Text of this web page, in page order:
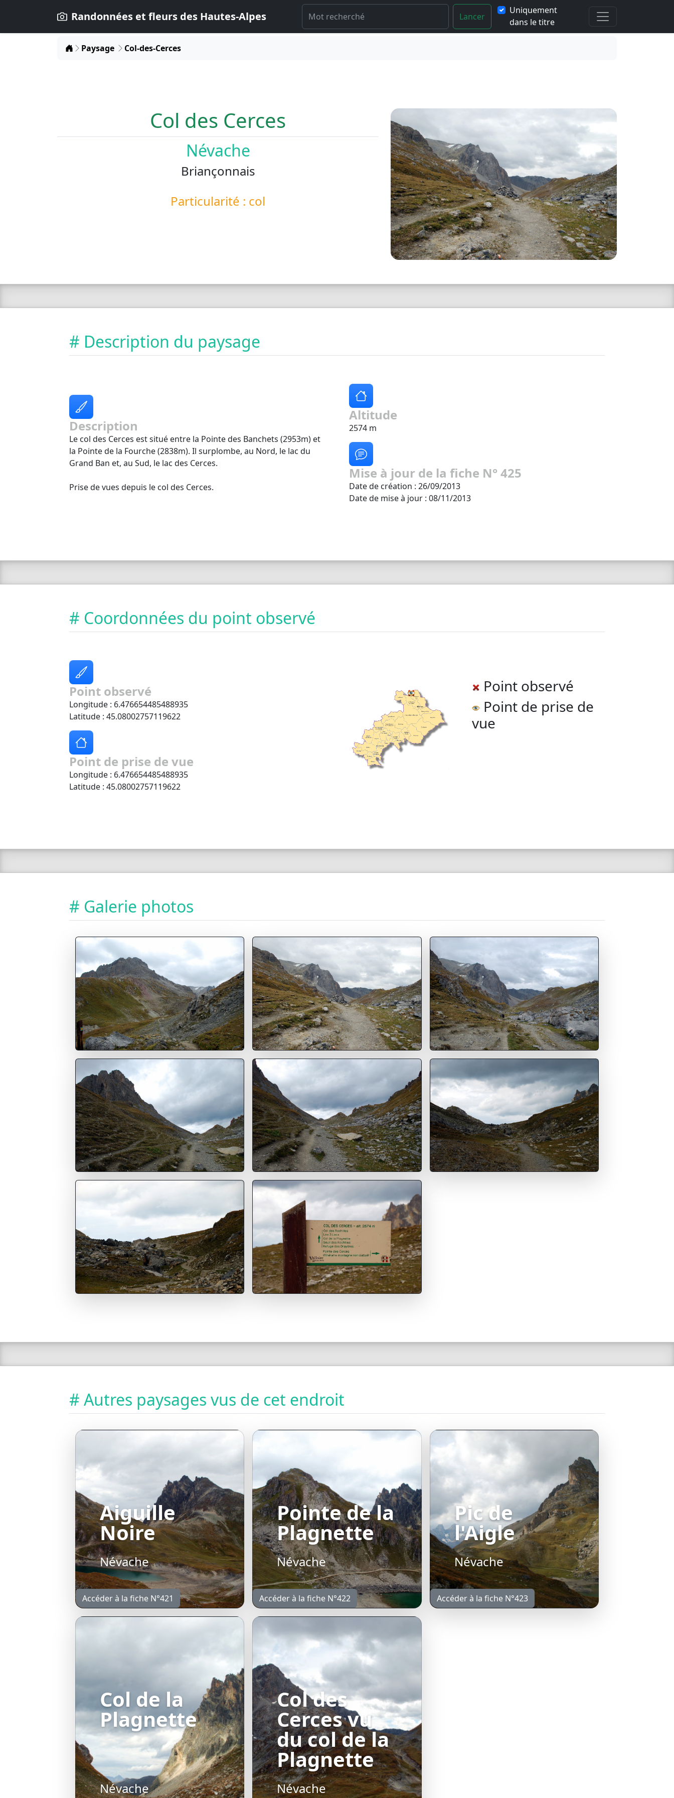
Randonnées et fleurs des Hautes-Alpes Lancer
Uniquement
dans le titre
Home
Paysage Col-des-Cerces
Col des Cerces
Névache
Briançonnais
Particularité : col
# Description du paysage
Description
Le col des Cerces est situé entre la Pointe des Banchets (2953m) et
la Pointe de la Fourche (2838m). Il surplombe, au Nord, le lac du
Grand Ban et, au Sud, le lac des Cerces.
Prise de vues depuis le col des Cerces.
Altitude
2574 m
Mise à jour de la fiche N° 425
Date de création : 26/09/2013
Date de mise à jour : 08/11/2013
# Coordonnées du point observé
Point observé
Longitude : 6.476654485488935
Latitude : 45.08002757119622
Point de prise de vue
Longitude : 6.476654485488935
Latitude : 45.08002757119622
Point observé
Point de prise de
vue
# Galerie photos
# Autres paysages vus de cet endroit
Aiguille
Noire
Névache
Accéder à la fiche N°421
Pointe de la
Plagnette
Névache
Accéder à la fiche N°422
Pic de
l'Aigle
Névache
Accéder à la fiche N°423
Col de la
Plagnette
Névache
Col des
Cerces vu
du col de la
Plagnette
Névache